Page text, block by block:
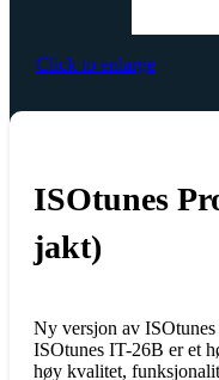
Click to enlarge
ISOtunes
jakt)
Ny versjon av
ISOtunes IT-26B er et
høy kvalitet,